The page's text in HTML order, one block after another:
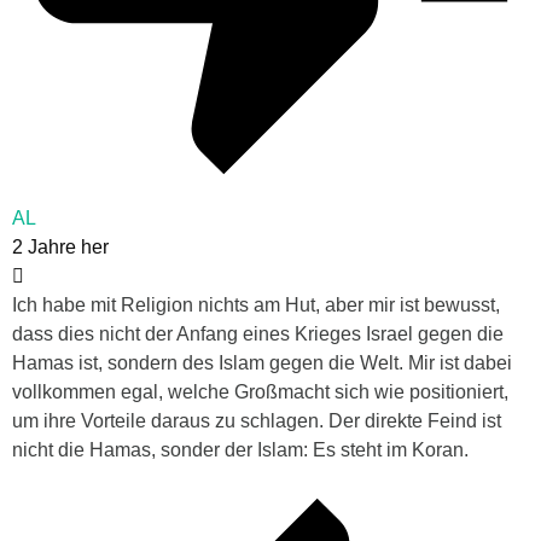
AL
2 Jahre her
Ich habe mit Religion nichts am Hut, aber mir ist bewusst,
dass dies nicht der Anfang eines Krieges Israel gegen die
Hamas ist, sondern des Islam gegen die Welt. Mir ist dabei
vollkommen egal, welche Großmacht sich wie positioniert,
um ihre Vorteile daraus zu schlagen. Der direkte Feind ist
nicht die Hamas, sonder der Islam: Es steht im Koran.